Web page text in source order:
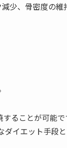
少、骨密度の維
ることが可能
ダイエット手段